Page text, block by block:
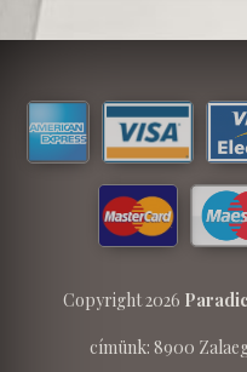
Copyright 2026
címünk: 8900